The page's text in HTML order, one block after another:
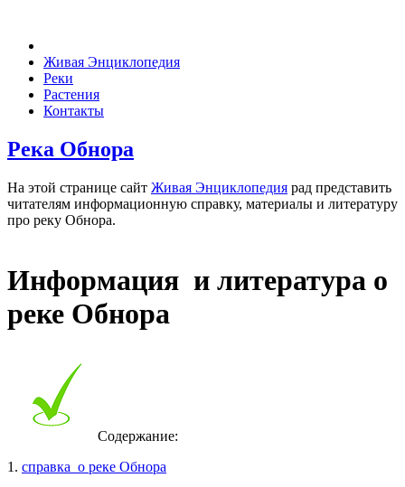
Живая Энциклопедия
Реки
Растения
Контакты
Река Обнора
На этой странице сайт Живая Энциклопедия рад представить
читателям информационную справку, материалы и литературу
про реку Обнора.
Информация и литература о
реке Обнора
Содержание:
1. справка о реке Обнора